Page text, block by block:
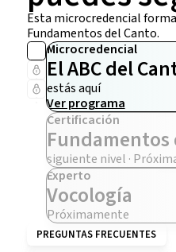
Esta microcredencial
Fundamentos del Canto.
Microcredencial
El ABC del
estás aquí
Ver programa
Certificación
Fundamentos
siguiente nivel ·
Experto
Vocología
Próximamente
PREGUNTAS FRECUENTES